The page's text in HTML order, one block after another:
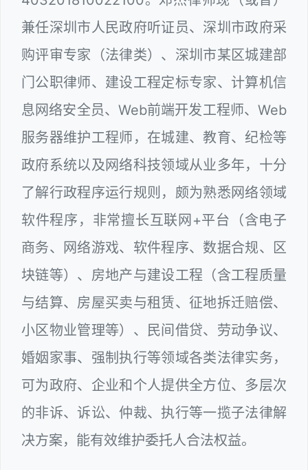
兼任深圳市人民政府听证员、深圳市政府采
购评审专家（法律类）、深圳市某区城建部
门公职律师、建设工程定标专家、计算机信
息网络安全员、Web前端开发工程师、Web
服务器维护工程师，在城建、教育、纪检等
政府系统以及网络科技领域从业多年，十分
了解行政程序运行规则，颇为熟悉网络领域
软件程序，非常擅长互联网+平台（含电子
商务、网络游戏、软件程序、数据合规、区
块链等）、房地产与建设工程（含工程质量
与结算、房屋买卖与租赁、征地拆迁赔偿、
小区物业管理等）、民间借贷、劳动争议、
婚姻家事、强制执行等领域各类法律实务，
可为政府、企业和个人提供全方位、多层次
的非诉、诉讼、仲裁、执行等一揽子法律解
决方案，能有效维护委托人合法权益。